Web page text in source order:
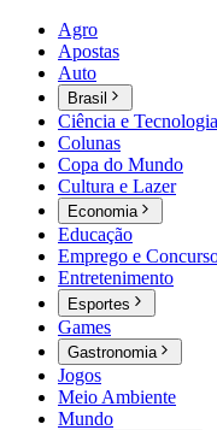
Agro
Apostas
Auto
Brasil
Ciência e Tecnologia
Colunas
Copa do Mundo
Cultura e Lazer
Economia
Educação
Emprego e
Entretenimento
Esportes
Games
Gastronomia
Jogos
Meio Ambiente
Mundo